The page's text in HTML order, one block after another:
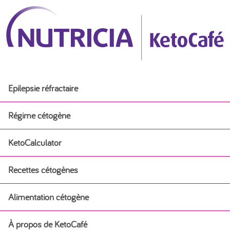
Epilepsie réfractaire
Régime cétogène
Régime cétogène
Débuter un régime cétogène médical
Régime cétogène pour l’épilepsie chez les nourrissons
KetoCalculator
Recettes cétogènes
Recettes cétogènes
Alimentation cétogène
Alimentation cétogène
À propos de KetoCafé